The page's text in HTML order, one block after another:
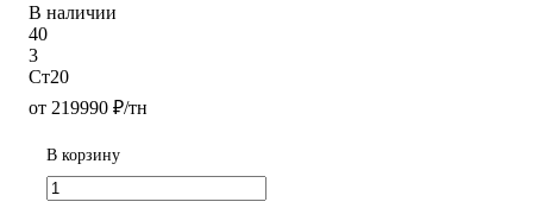
В наличии
40
3
Ст20
от 219990 ₽/тн
В корзину